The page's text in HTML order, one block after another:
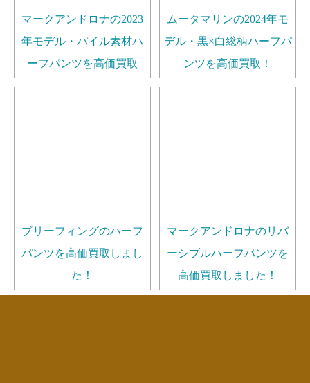
マークアンドロナの2023
年モデル・パイル素材ハ
ーフパンツを高価買取
ムータマリンの2024年モ
デル・黒×白総柄ハーフパ
ンツを高価買取！
ブリーフィングのハーフ
パンツを高価買取しまし
た！
マークアンドロナのリバ
ーシブルハーフパンツを
高価買取しました！